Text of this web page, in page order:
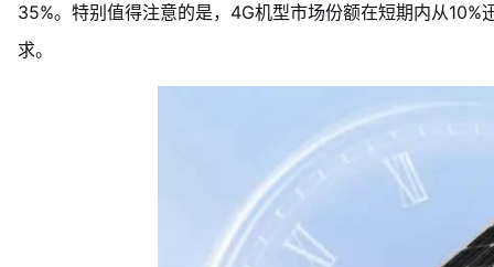
35%。特别值得注意的是，4G机型市场份额在短期内从
求。